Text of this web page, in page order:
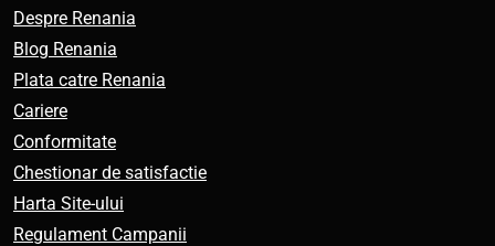
Despre Renania
Blog Renania
Plata catre Renania
Cariere
Conformitate
Chestionar de satisfactie
Harta Site-ului
Regulament Campanii